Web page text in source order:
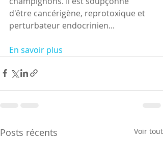
d'être cancérigène, reprotoxique et
perturbateur endocrinien...
En savoir plus
Posts récents Voir tout